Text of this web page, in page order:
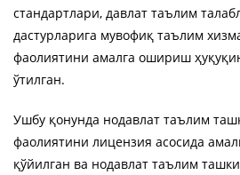
стандартлари, давлат таълим
дастурларига мувофиқ таълим
фаолиятини амалга ошириш
ўтилган.
Ушбу қонунда нодавлат таълим
фаолиятини лицензия асосида
қўйилган ва нодавлат таълим